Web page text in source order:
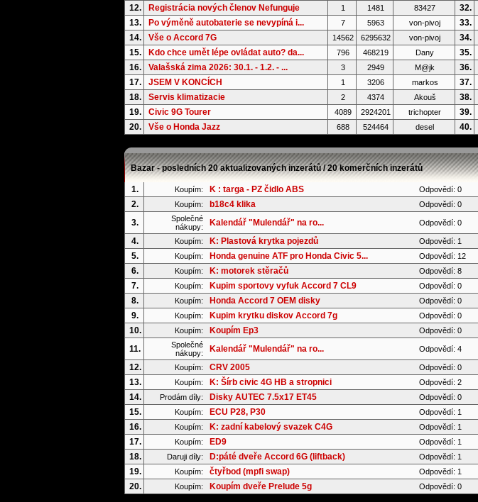
12. Registrácia nových členov Nefunguje 1 1481 83427 32.
13. Po výměně autobaterie se nevypíná i... 7 5963 von-pivoj 33.
14. Vše o Accord 7G 14562 6295632 von-pivoj 34.
15. Kdo chce umět lépe ovládat auto? da... 796 468219 Dany 35.
16. Valašská zima 2026: 30.1. - 1.2. - ... 3 2949 M@jk 36.
17. JSEM V KONCÍCH 1 3206 markos 37.
18. Servis klimatizacie 2 4374 Akouš 38.
19. Civic 9G Tourer 4089 2924201 trichopter 39.
20. Vše o Honda Jazz 688 524464 desel 40.
Bazar - posledních 20 aktualizovaných inzerátů / 20 komerčních inzerátů
1. Koupím: K : targa - PZ čidlo ABS Odpovědí: 0
2. Koupím: b18c4 klika Odpovědí: 0
3.
Společné
nákupy:
Kalendář "Mulendář" na ro... Odpovědí: 0
4. Koupím: K: Plastová krytka pojezdů Odpovědí: 1
5. Koupím: Honda genuine ATF pro Honda Civic 5... Odpovědí: 12
6. Koupím: K: motorek stěračů Odpovědí: 8
7. Koupím: Kupim sportovy vyfuk Accord 7 CL9 Odpovědí: 0
8. Koupím: Honda Accord 7 OEM disky Odpovědí: 0
9. Koupím: Kupim krytku diskov Accord 7g Odpovědí: 0
10. Koupím: Koupím Ep3 Odpovědí: 0
11.
Společné
nákupy:
Kalendář "Mulendář" na ro... Odpovědí: 4
12. Koupím: CRV 2005 Odpovědí: 0
13. Koupím: K: Šírb civic 4G HB a stropnici Odpovědí: 2
14. Prodám díly: Disky AUTEC 7.5x17 ET45 Odpovědí: 0
15. Koupím: ECU P28, P30 Odpovědí: 1
16. Koupím: K: zadní kabelový svazek C4G Odpovědí: 1
17. Koupím: ED9 Odpovědí: 1
18. Daruji díly: D:páté dveře Accord 6G (liftback) Odpovědí: 1
19. Koupím: čtyřbod (mpfi swap) Odpovědí: 1
20. Koupím: Koupím dveře Prelude 5g Odpovědí: 0